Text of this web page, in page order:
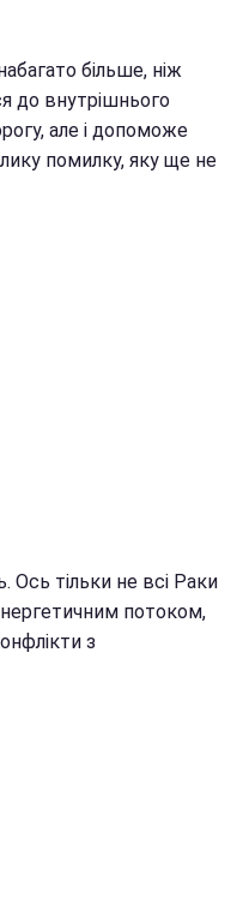
більше, ніж
до внутрішнього
але і допоможе
помилку, яку ще не
Ось тільки не всі Раки
потоком,
з